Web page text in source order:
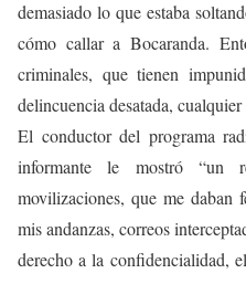
demasiado lo que estaba
cómo callar a Bocaranda.
criminales, que tienen
delincuencia desatada,
El conductor del programa
informante le mostró “un
movilizaciones, que me daban
mis andanzas, correos
derecho a la confidencialidad,